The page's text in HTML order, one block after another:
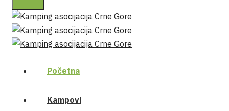
Početna
Kampovi